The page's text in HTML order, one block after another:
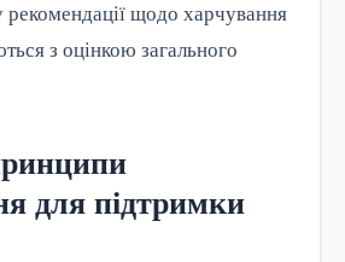
рекомендації щодо харчування
з оцінкою загального
для підтримки